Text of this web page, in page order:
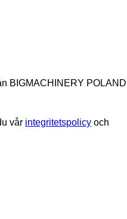
BIGMACHINERY POLAND
vår integritetspolicy och